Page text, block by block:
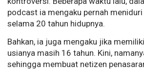
podcast ia mengaku pernah
selama 20 tahun hidupnya.
Bahkan, ia juga mengaku jika
usianya masih 16 tahun. Kini,
sehingga membuat netizen